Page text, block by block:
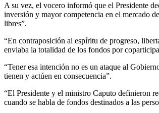
A su vez, el vocero informó que el Presidente
inversión y mayor competencia en el mercado
libres”.
“En contraposición al espíritu de progreso,
enviaba la totalidad de los fondos por
“Tener esa intención no es un ataque al
tienen y actúen en consecuencia”.
“El Presidente y el ministro Caputo definieron
cuando se habla de fondos destinados a las